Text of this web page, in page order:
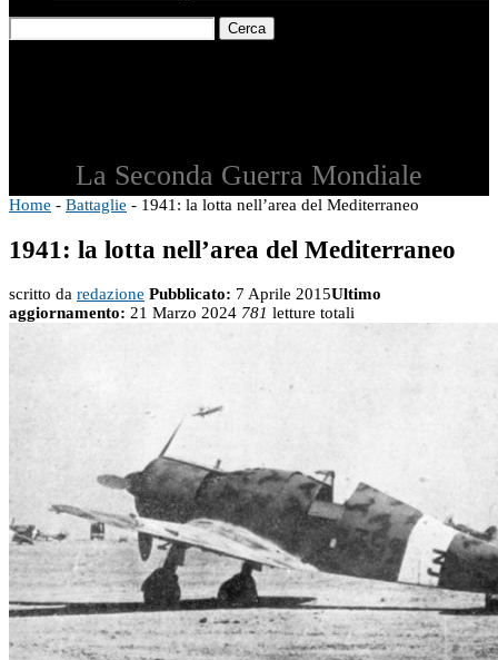
Cerca
La Seconda Guerra Mondiale
Home - Battaglie - 1941: la lotta nell’area del Mediterraneo
1941: la lotta nell’area del Mediterraneo
scritto da redazione Pubblicato: 7 Aprile 2015Ultimo
aggiornamento: 21 Marzo 2024 781 letture totali